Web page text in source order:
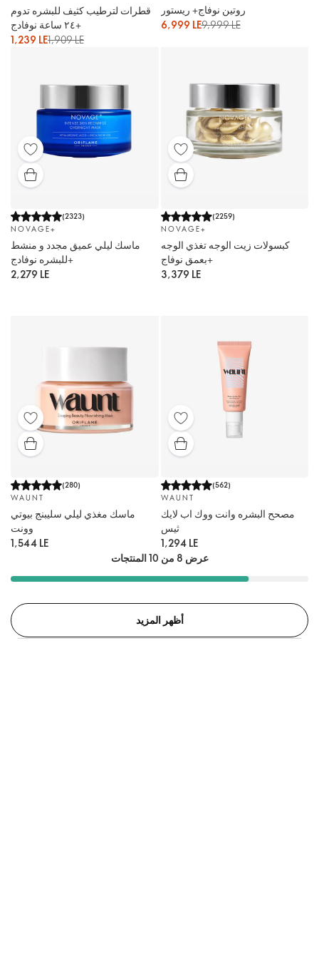
قطرات لترطيب كثيف للبشره تدوم
٢٤ ساعة نوفادج+
1,239 LE1,909 LE
روتين نوفاج+ ريستور
6,999 LE9,999 LE
(2323)
NOVAGE+
ماسك ليلي عميق مجدد و منشط
للبشره نوفادج+
2,279 LE
(2259)
NOVAGE+
كبسولات زيت الوجه تغذي الوجه
بعمق نوفاج+
3,379 LE
(280)
WAUNT
ماسك مغذي ليلي سليبنج بيوتي
وونت
1,544 LE
(562)
WAUNT
مصحح البشره وانت ووك اب لايك
ثيس
1,294 LE
عرض 8 من 10 المنتجات
أظهر المزيد